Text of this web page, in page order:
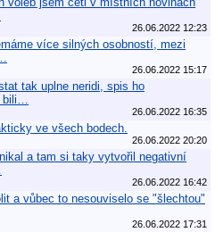
26.06.2022 12:23
více silných osobností, mezi
26.06.2022 15:17
tak uplne neridi, spis ho
26.06.2022 16:35
ve všech bodech.
26.06.2022 20:20
a tam si taky vytvořil negativní
26.06.2022 16:42
a vůbec to nesouviselo se "šlechtou"
26.06.2022 17:31